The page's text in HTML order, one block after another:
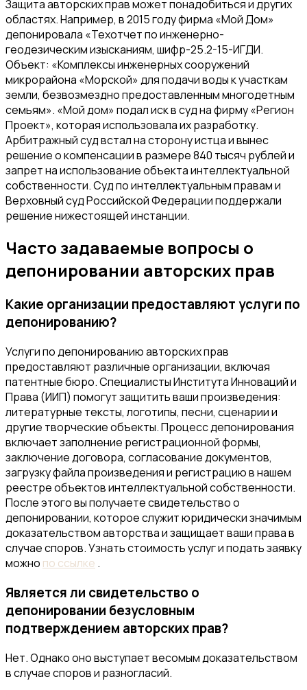
Защита авторских прав может понадобиться и других
областях. Например, в 2015 году фирма «Мой Дом»
депонировала «Техотчет по инженерно-
геодезическим изысканиям, шифр-25.2-15-ИГДИ.
Объект: «Комплексы инженерных сооружений
микрорайона «Морской» для подачи воды к участкам
земли, безвозмездно предоставленным многодетным
семьям». «Мой дом» подал иск в суд на фирму «Регион
Проект», которая использовала их разработку.
Арбитражный суд встал на сторону истца и вынес
решение о компенсации в размере 840 тысяч рублей и
запрет на использование объекта интеллектуальной
собственности. Суд по интеллектуальным правам и
Верховный суд Российской Федерации поддержали
решение нижестоящей инстанции.
Часто задаваемые вопросы о
депонировании авторских прав
Какие организации предоставляют услуги по
депонированию?
Услуги по депонированию авторских прав
предоставляют различные организации, включая
патентные бюро. Специалисты Института Инноваций и
Права (ИИП) помогут защитить ваши произведения:
литературные тексты, логотипы, песни, сценарии и
другие творческие объекты. Процесс депонирования
включает заполнение регистрационной формы,
заключение договора, согласование документов,
загрузку файла произведения и регистрацию в нашем
реестре объектов интеллектуальной собственности.
После этого вы получаете свидетельство о
депонировании, которое служит юридически значимым
доказательством авторства и защищает ваши права в
случае споров. Узнать стоимость услуг и подать заявку
можно по ссылке .
Является ли свидетельство о
депонировании безусловным
подтверждением авторских прав?
Нет. Однако оно выступает весомым доказательством
в случае споров и разногласий.